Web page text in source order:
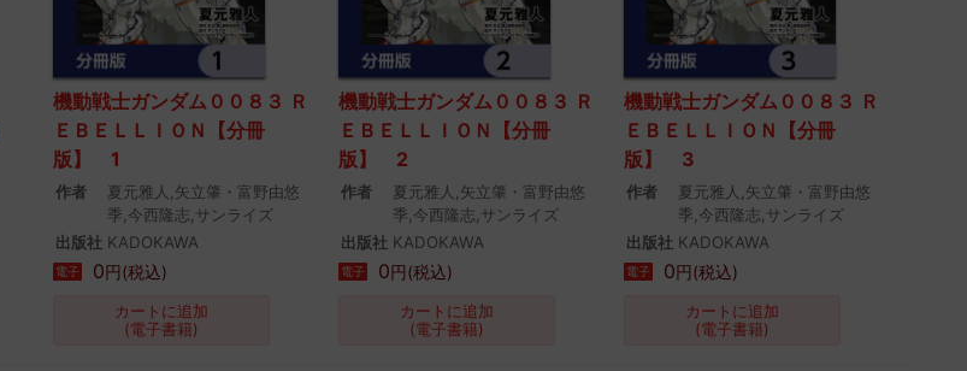
機動戦士ガンダム００８３ Ｒ
ＥＢＥＬＬＩＯＮ【分冊
版】 1
作者
夏元雅人,矢立肇・富野由悠
季,今西隆志,サンライズ
出版社 KADOKAWA
電子 0円(税込)
カートに追加
(電子書籍)
機動戦士ガンダム００８３ Ｒ
ＥＢＥＬＬＩＯＮ【分冊
版】 2
作者
夏元雅人,矢立肇・富野由悠
季,今西隆志,サンライズ
出版社 KADOKAWA
電子 0円(税込)
カートに追加
(電子書籍)
機動戦士ガンダム００８３ Ｒ
ＥＢＥＬＬＩＯＮ【分冊
版】 3
作者
夏元雅人,矢立肇・富野由悠
季,今西隆志,サンライズ
出版社 KADOKAWA
電子 0円(税込)
カートに追加
(電子書籍)